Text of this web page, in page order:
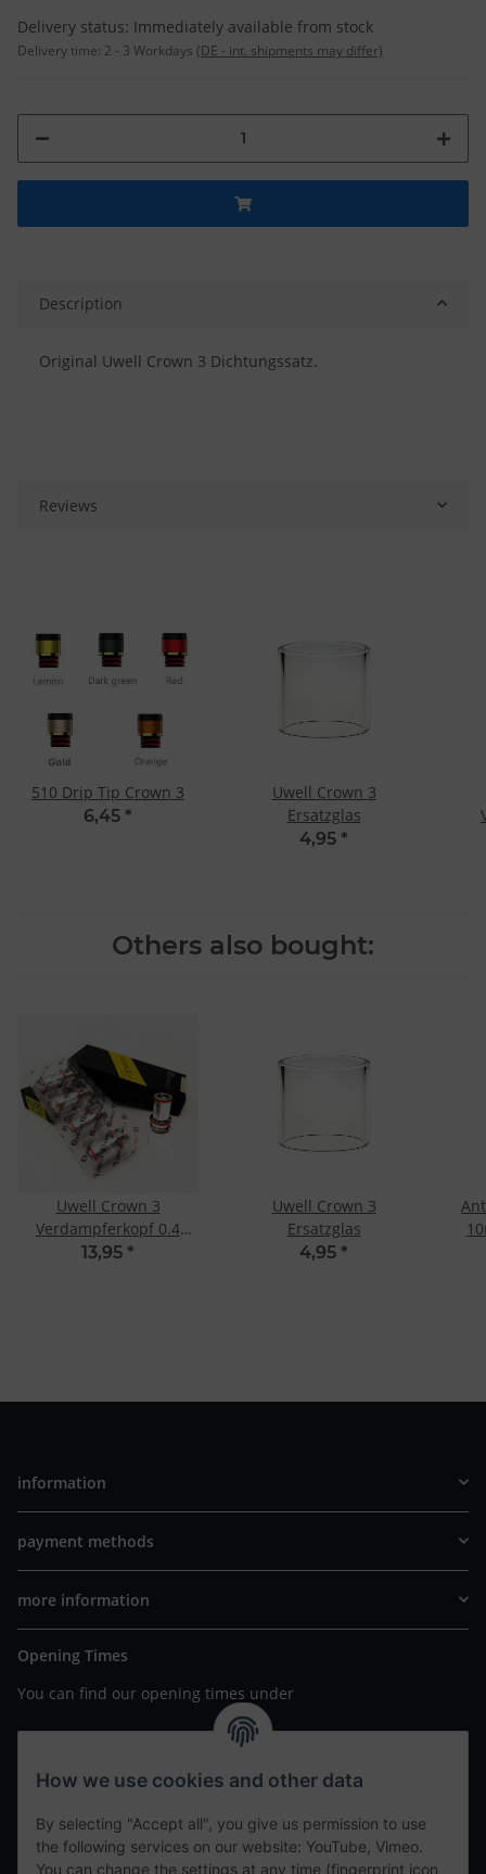
Delivery status: Immediately available from stock
Delivery time: 2 - 3 Workdays (DE - int. shipments may differ)
Description
Original Uwell Crown 3 Dichtungssatz.
Reviews
510 Drip Tip Crown 3
6,45 *
Uwell Crown 3
Ersatzglas
4,95 *
Others also bought:
Uwell Crown 3
Verdampferkopf 0.4
Ohm Kanthal A1
13,95 *
Uwell Crown 3
Ersatzglas
4,95 *
information
payment methods
more information
Opening Times
You can find our opening times under
https://www.wannavapor.de/Filialen
your personal site
contact details
How we use cookies and other data
By selecting "Accept all", you give us permission to use
the following services on our website: YouTube, Vimeo.
You can change the settings at any time (fingerprint icon